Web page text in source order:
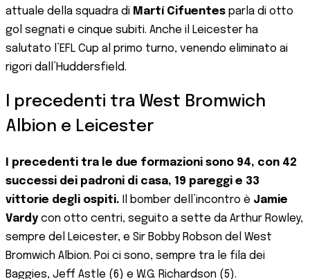
attuale della squadra di Martí Cifuentes parla di otto
gol segnati e cinque subiti. Anche il Leicester ha
salutato l’EFL Cup al primo turno, venendo eliminato ai
rigori dall’Huddersfield.
I precedenti tra West Bromwich
Albion e Leicester
I precedenti tra le due formazioni sono 94, con 42
successi dei padroni di casa, 19 pareggi e 33
vittorie degli ospiti. Il bomber dell’incontro è Jamie
Vardy con otto centri, seguito a sette da Arthur Rowley,
sempre del Leicester, e Sir Bobby Robson del West
Bromwich Albion. Poi ci sono, sempre tra le fila dei
Baggies, Jeff Astle (6) e W.G. Richardson (5).